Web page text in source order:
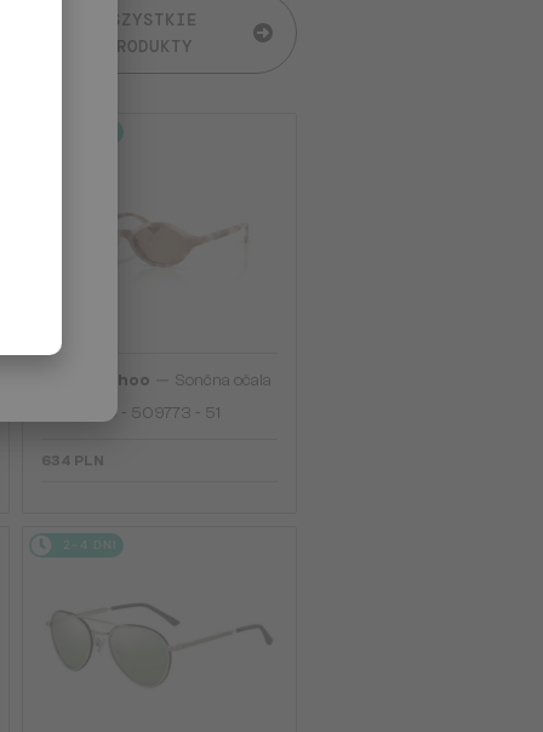
WSZYSTKIE
PRODUKTY
Jimmy Choo
Sončna očala
JC5068U - 509773 - 51
634 PLN
2-4 DNI